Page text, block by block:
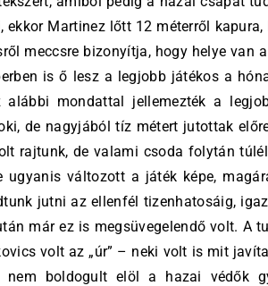
ekkor Martinez lőtt 12 méterről
meccsre bizonyítja, hogy helye van
is ő lesz a legjobb játékos a
alábbi mondattal jellemezték a
de nagyjából tíz métert jutottak
rajtunk, de valami csoda folytán
ugyanis változott a játék képe,
jutni az ellenfél tizenhatosáig,
már ez is megsüvegelendő volt. A
volt az „úr” – neki volt is mit
nem boldogult elöl a hazai védők